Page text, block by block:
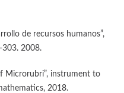
de recursos humanos”,
303. 2008.
Microrubri”, instrument to
2018.